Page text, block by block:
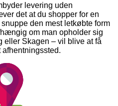
levering uden
det at du shopper for en
den mest letkøbte form
om man opholder sig
Skagen – vil blive at få